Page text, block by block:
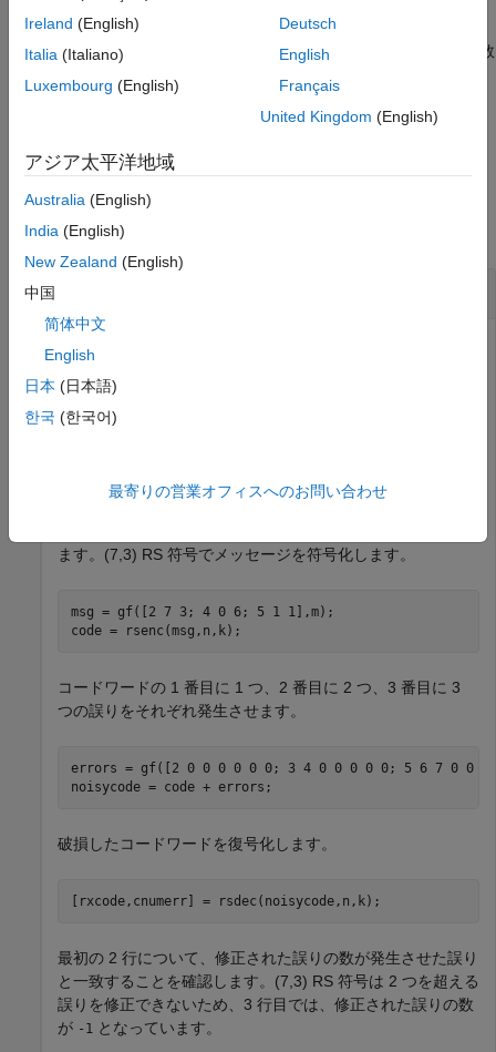
ルの位置を指定します。
[decoded,cnumerr
は、さらに訂正された誤りの数
] = rsdec(___)は、さらに訂正後の
例
すべて折りたたむ
RS 符号パラメーターを設定します。
ます。(7,3) RS 符号でメッセージを符号化します。
msg = gf([2 7 3; 4 0 6; 5 1 1],m);
code = rsenc(msg,n,k);
コードワードの 1 番目に 1 つ、2 番目に 2 つ、3 番目に 3
つの誤りをそれぞれ発生させます。
errors = gf([2 0 0 0 0 0 0; 3 4 0 0 0 0 0; 5 6 7 0 0 0
noisycode = code + errors;
破損したコードワードを復号化します。
[rxcode,cnumerr] = rsdec(noisycode,n,k);
最初の 2 行について、修正された誤りの数が発生させた誤り
と一致することを確認します。(7,3) RS 符号は 2 つを超える
誤りを修正できないため、3 行目では、修正された誤りの数
が -1 となっています。
Ireland (English)
Italia (Italiano)
Luxembourg (English)
Deutsch
English
Français
United Kingdom (English)
アジア太平洋地域
Australia (English)
India (English)
New Zealand (English)
中国
简体中文
English
日本 (日本語)
한국 (한국어)
最寄りの営業オフィスへのお問い合わせ